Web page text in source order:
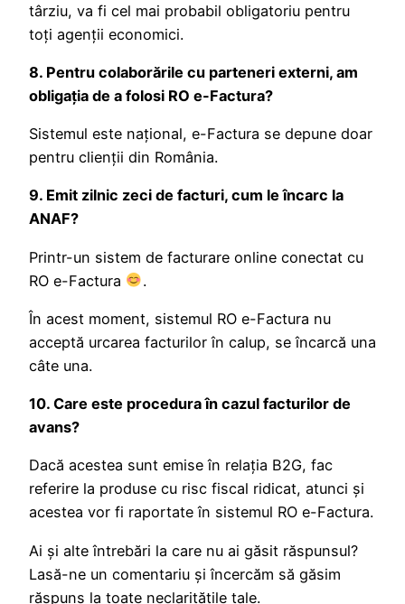
târziu, va fi cel mai probabil obligatoriu pentru
toți agenţii economici.
8. Pentru colaborările cu parteneri externi, am
obligația de a folosi RO e-Factura?
Sistemul este național, e-Factura se depune doar
pentru clienții din România.
9. Emit zilnic zeci de facturi, cum le încarc la
ANAF?
Printr-un sistem de facturare online conectat cu
RO e-Factura
.
În acest moment, sistemul RO e-Factura nu
acceptă urcarea facturilor în calup, se încarcă una
câte una.
10. Care este procedura în cazul facturilor de
avans?
Dacă acestea sunt emise în relația B2G, fac
referire la produse cu risc fiscal ridicat, atunci și
acestea vor fi raportate în sistemul RO e-Factura.
Ai şi alte întrebări la care nu ai găsit răspunsul?
Lasă-ne un comentariu şi încercăm să găsim
răspuns la toate neclarităţile tale.